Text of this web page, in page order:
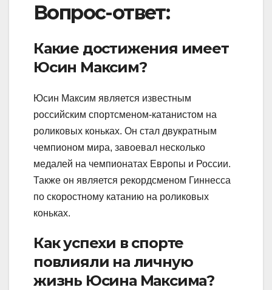
Вопрос-ответ:
Какие достижения имеет
Юсин Максим?
Юсин Максим является известным
российским спортсменом-катанистом на
роликовых коньках. Он стал двукратным
чемпионом мира, завоевал несколько
медалей на чемпионатах Европы и России.
Также он является рекордсменом Гиннесса
по скоростному катанию на роликовых
коньках.
Как успехи в спорте
повлияли на личную
жизнь Юсина Максима?